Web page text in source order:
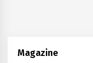
Magazine